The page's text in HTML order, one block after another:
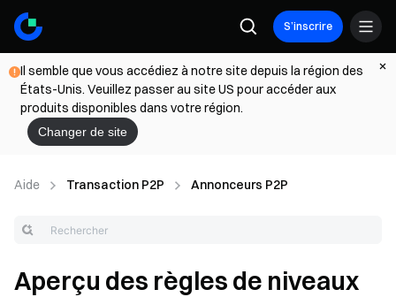
S’inscrire
Il semble que vous accédiez à notre site depuis la région des
États-Unis. Veuillez passer au site US pour accéder aux
produits disponibles dans votre région.
Changer de site
Aide Transaction P2P Annonceurs P2P
Aperçu des règles de niveaux